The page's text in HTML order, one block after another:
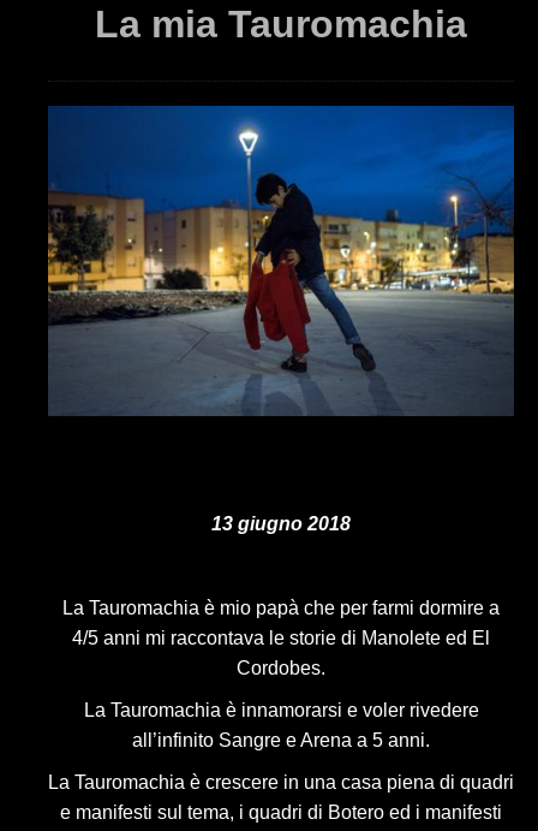
La mia Tauromachia
13 giugno 2018
La Tauromachia è mio papà che per farmi dormire a
4/5 anni mi raccontava le storie di Manolete ed El
Cordobes.
La Tauromachia è innamorarsi e voler rivedere
all’infinito Sangre e Arena a 5 anni.
La Tauromachia è crescere in una casa piena di quadri
e manifesti sul tema, i quadri di Botero ed i manifesti